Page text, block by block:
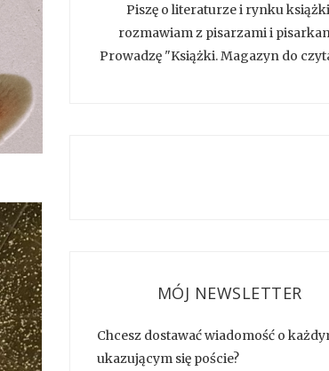
Piszę o literaturze i rynku
rozmawiam z pisarzami i
Prowadzę "Książki. Magazyn do
MÓJ NEWSLETTER
Chcesz dostawać wiadomość o
ukazującym się poście?